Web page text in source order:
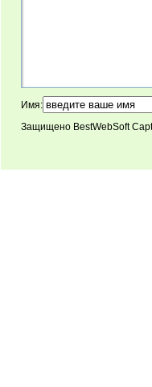
Имя:
Защищено BestWebSoft